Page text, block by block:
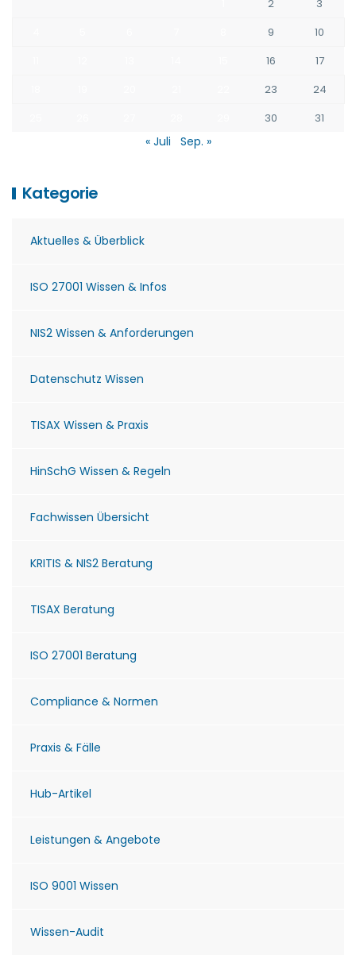
2
3
9
10
16
17
23
24
30 31
« Juli Sep. »
Kategorie
Aktuelles & Überblick
ISO 27001 Wissen & Infos
NIS2 Wissen & Anforderungen
Datenschutz Wissen
TISAX Wissen & Praxis
HinSchG Wissen & Regeln
Fachwissen Übersicht
KRITIS & NIS2 Beratung
TISAX Beratung
ISO 27001 Beratung
Compliance & Normen
Praxis & Fälle
Hub-Artikel
Leistungen & Angebote
ISO 9001 Wissen
Wissen-Audit